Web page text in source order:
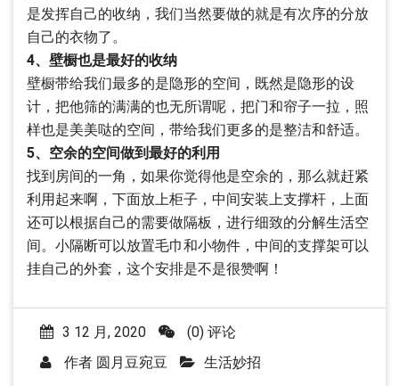
是发挥自己的收纳，我们当然要做的就是有次序的分放
自己的衣物了。
4、壁橱也是最好的收纳
壁橱带给我们最多的是隐形的空间，既然是隐形的设
计，把他筛的满满的也无所谓呢，把门和帘子一拉，照
样也是美美哒的空间，带给我们更多的是整洁和舒适。
5、空余的空间做到最好的利用
找到房间的一角，如果你觉得他是空余的，那么就赶紧
利用起来啊，下面放上柜子，中间安装上支撑杆，上面
还可以根据自己的需要做隔板，进行细致的分解生活空
间。小隔断可以放置毛巾和小物件，中间的支撑架可以
挂自己的外套，这个安排是不是很赞啊！
3 12 月, 2020
(0) 评论
作者 圆月豆宛豆 生活妙招